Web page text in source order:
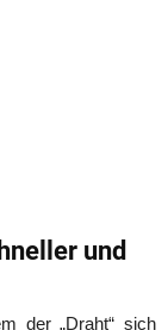
und
der „Draht“ sich